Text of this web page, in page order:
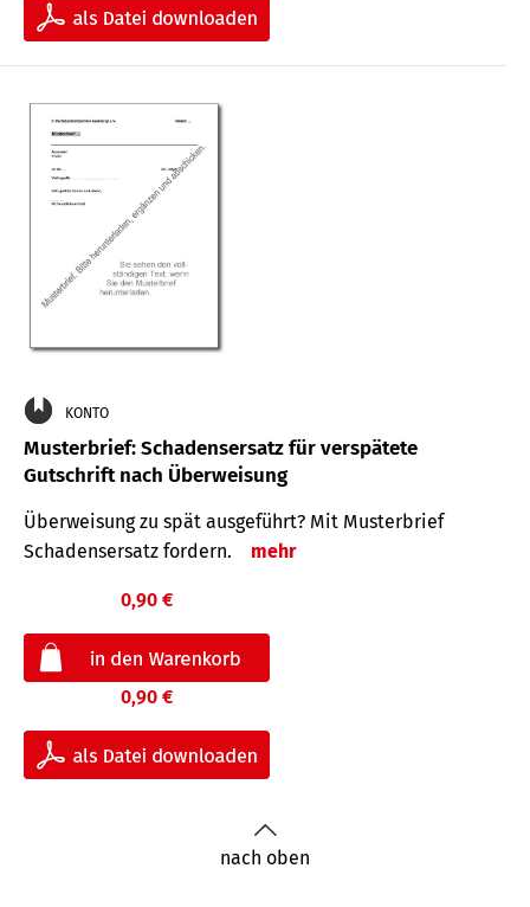
KONTO
Musterbrief: Schadensersatz für verspätete
Gutschrift nach Überweisung
Überweisung zu spät ausgeführt? Mit Musterbrief
Schadensersatz fordern.
mehr
0,90 €
0,90 €
nach oben